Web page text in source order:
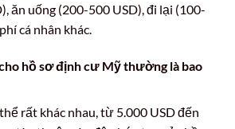
ăn uống (200-500 USD), đi lại (100-
cá nhân khác.
hồ sơđịnh cư Mỹthường là bao
rất khác nhau, từ 5.000 USD đến